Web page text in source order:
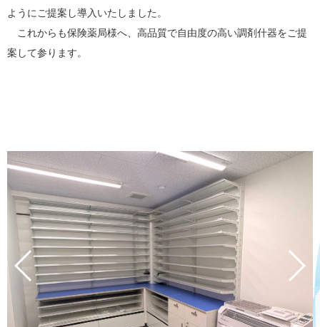
ようにご提案し導入いたしました。
これからも保険薬局様へ、高品質で自由度の高い調剤什器をご提
案して参ります。